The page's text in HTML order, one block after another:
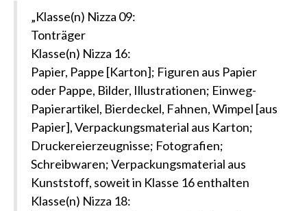
„Klasse(n) Nizza 09:
Tonträger
Klasse(n) Nizza 16:
Papier, Pappe [Karton]; Figuren aus Papier
oder Pappe, Bilder, Illustrationen; Einweg-
Papierartikel, Bierdeckel, Fahnen, Wimpel [aus
Papier], Verpackungsmaterial aus Karton;
Druckereierzeugnisse; Fotografien;
Schreibwaren; Verpackungsmaterial aus
Kunststoff, soweit in Klasse 16 enthalten
Klasse(n) Nizza 18: